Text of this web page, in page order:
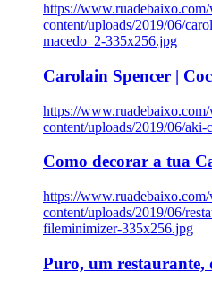
https://
content/uploads/2019/06/
macedo_2-335x256.jpg
Carolain Spencer |
https://
content/uploads/2019/06/
Como decorar a tua
https://
content/uploads/2019/06/
fileminimizer-335x256.jpg
Puro, um restaurante,